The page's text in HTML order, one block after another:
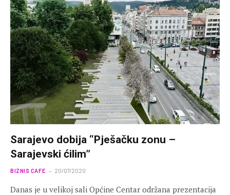
Sarajevo dobija “Pješačku zonu –
Sarajevski ćilim”
BIZNIS CAFE 20/07/2020
Danas je u velikoj sali Općine Centar održana prezentacija